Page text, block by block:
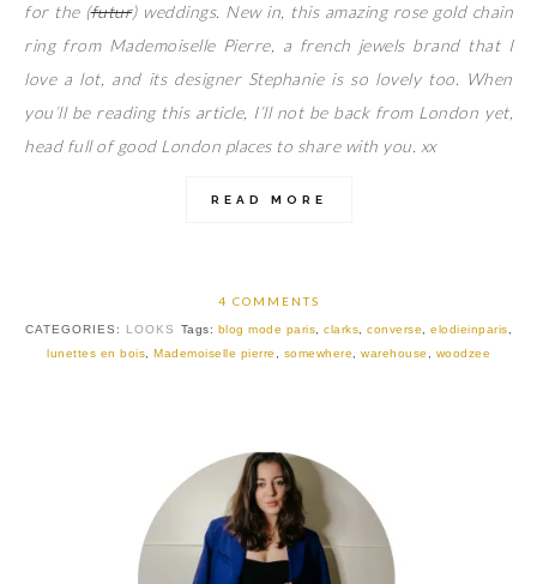
for the (futur) weddings. New in, this amazing rose gold chain
ring from Mademoiselle Pierre, a french jewels brand that I
love a lot, and its designer Stephanie is so lovely too. When
you’ll be reading this article, I’ll not be back from London yet,
head full of good London places to share with you. xx
READ MORE
4 COMMENTS
CATEGORIES: LOOKS Tags: blog mode paris ,clarks ,converse ,elodieinparis
lunettes en bois
Mademoiselle pierre somewhere warehouse woodzee